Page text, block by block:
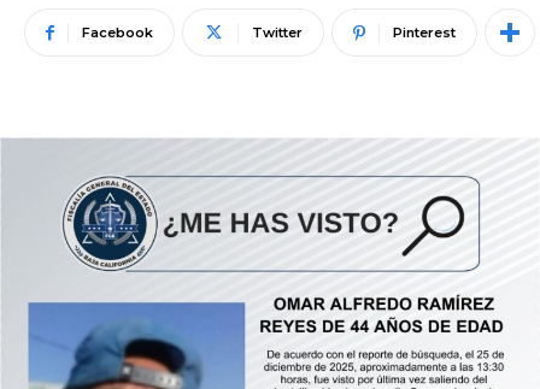
Facebook Twitter Pinterest